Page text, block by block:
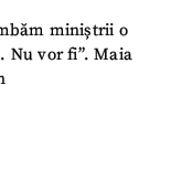
miniștrii o
Nu vor fi”. Maia